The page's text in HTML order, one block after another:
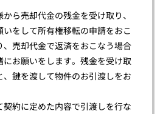
ら売却代金の残金を受け取り、
をして所有権移転の申請をおこ
、売却代金で返済をおこなう場合
お願いをします。残金を受け取
、鍵を渡して物件のお引渡しをお
約に定めた内容で引渡しを行な